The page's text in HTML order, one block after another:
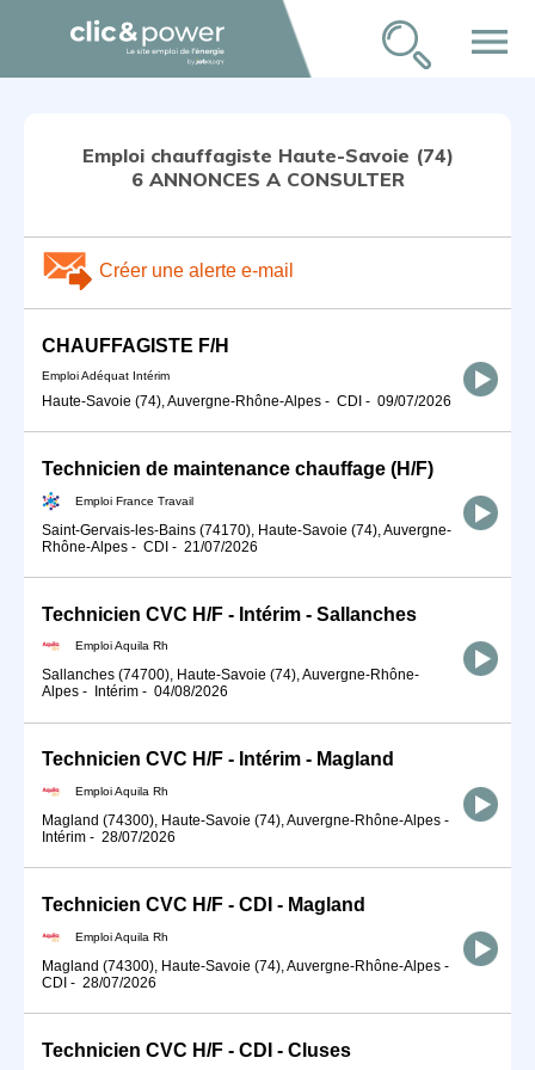
menu
Emploi chauffagiste Haute-Savoie (74)
6 ANNONCES A CONSULTER
Créer une alerte e-mail
CHAUFFAGISTE F/H
Emploi Adéquat Intérim
Haute-Savoie (74), Auvergne-Rhône-Alpes - CDI - 09/07/2026
Technicien de maintenance chauffage (H/F)
Emploi France Travail
Saint-Gervais-les-Bains (74170), Haute-Savoie (74), Auvergne-
Rhône-Alpes - CDI - 21/07/2026
Technicien CVC H/F - Intérim - Sallanches
Emploi Aquila Rh
Sallanches (74700), Haute-Savoie (74), Auvergne-Rhône-
Alpes - Intérim - 04/08/2026
Technicien CVC H/F - Intérim - Magland
Emploi Aquila Rh
Magland (74300), Haute-Savoie (74), Auvergne-Rhône-Alpes -
Intérim - 28/07/2026
Technicien CVC H/F - CDI - Magland
Emploi Aquila Rh
Magland (74300), Haute-Savoie (74), Auvergne-Rhône-Alpes -
CDI - 28/07/2026
Technicien CVC H/F - CDI - Cluses